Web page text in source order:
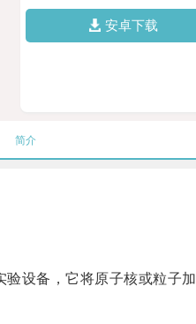
安卓下载
简介
备，它将原子核或粒子加